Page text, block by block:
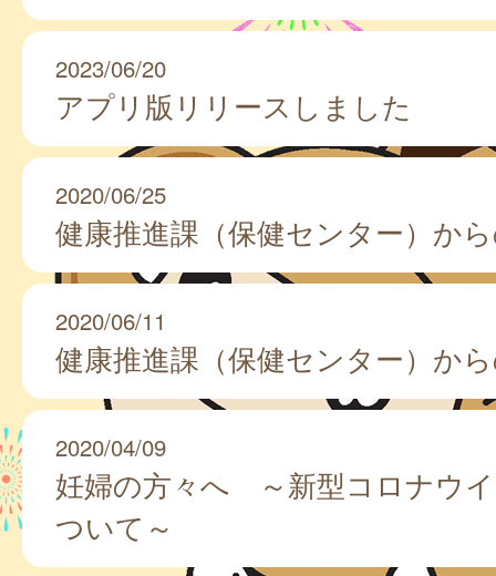
2023/06/20
アプリ版リリースしました
2020/06/25
健康推進課（保健センター）か
2020/06/11
健康推進課（保健センター）か
2020/04/09
妊婦の方々へ ～新型コロナウ
ついて～